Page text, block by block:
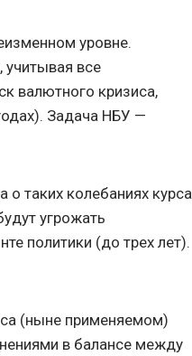
уровне.
учитывая все
валютного кризиса,
Задача НБУ —
о таких колебаниях курса
угрожать
политики (до трех лет).
(ныне применяемом)
в балансе между